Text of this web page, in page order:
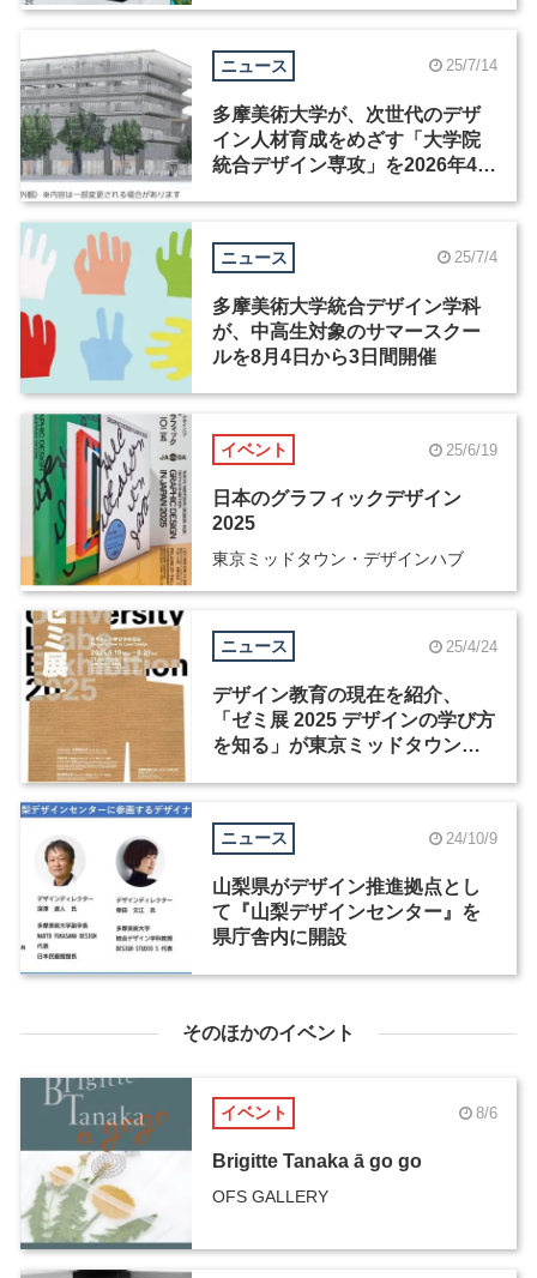
ニュース 25/7/14
多摩美術大学が、次世代のデザ
イン人材育成をめざす「大学院
統合デザイン専攻」を2026年4月
ニュース 25/7/4
多摩美術大学統合デザイン学科
が、中高生対象のサマースクー
ルを8月4日から3日間開催
イベント 25/6/19
日本のグラフィックデザイン
2025
東京ミッドタウン・デザインハブ
ニュース 25/4/24
デザイン教育の現在を紹介、
「ゼミ展 2025 デザインの学び方
を知る」が東京ミッドタウンで
ニュース 24/10/9
山梨県がデザイン推進拠点とし
て『山梨デザインセンター』を
県庁舎内に開設
そのほかのイベント
イベント 8/6
Brigitte Tanaka ā go go
OFS GALLERY